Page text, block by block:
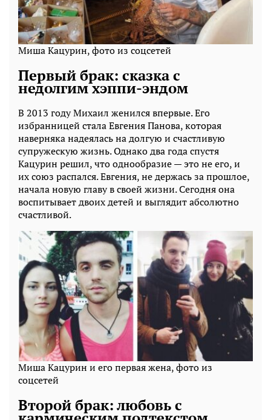
Миша Кацурин, фото из соцсетей
Первый брак: сказка с
недолгим хэппи-эндом
В 2013 году Михаил женился впервые. Его
избранницей стала Евгения Панова, которая
наверняка надеялась на долгую и счастливую
супружескую жизнь. Однако два года спустя
Кацурин решил, что однообразие — это не его, и
их союз распался. Евгения, не держась за прошлое,
начала новую главу в своей жизни. Сегодня она
воспитывает двоих детей и выглядит абсолютно
счастливой.
Миша Кацурин и его первая жена, фото из
соцсетей
Второй брак: любовь с